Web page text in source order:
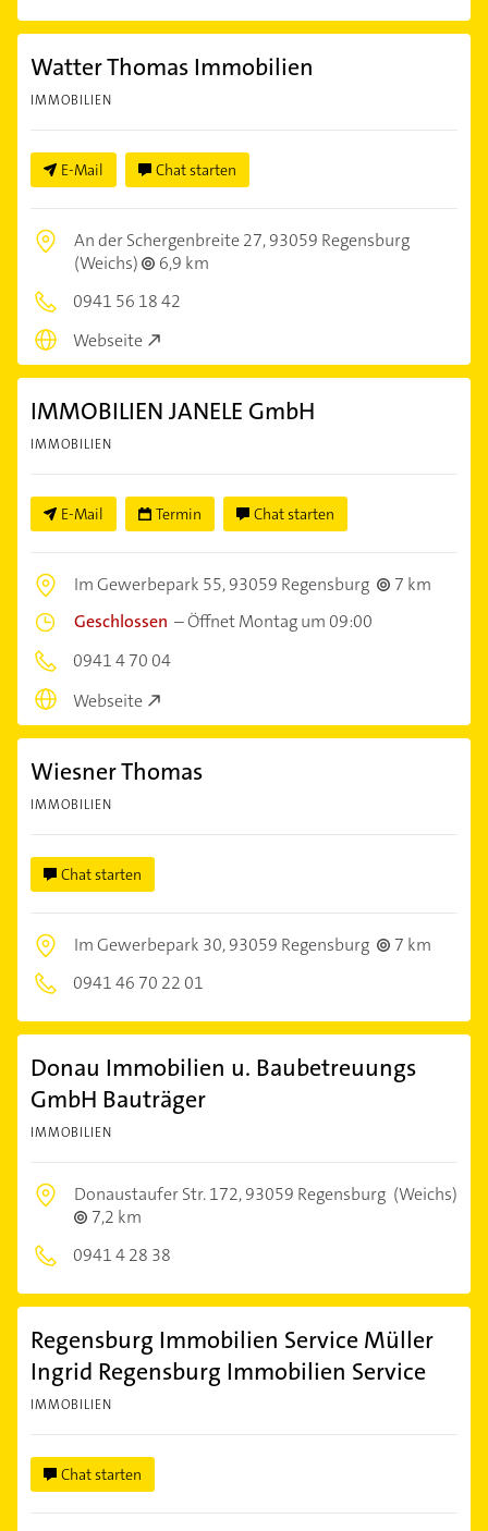
Watter Thomas Immobilien
IMMOBILIEN
E-Mail Chat starten
An der Schergenbreite 27,93059 Regensburg
(Weichs)
6,9 km
0941 56 18 42
Webseite
IMMOBILIEN JANELE GmbH
IMMOBILIEN
E-Mail Termin Chat starten
Im Gewerbepark 55,93059 Regensburg
7 km
Geschlossen –Öffnet Montag um 09:00
0941 4 70 04
Webseite
Wiesner Thomas
IMMOBILIEN
Chat starten
Im Gewerbepark 30,93059 Regensburg
7 km
0941 46 70 22 01
Donau Immobilien u. Baubetreuungs
GmbH Bauträger
IMMOBILIEN
Donaustaufer Str. 172,93059 Regensburg (Weichs)
7,2 km
0941 4 28 38
Regensburg Immobilien Service Müller
Ingrid Regensburg Immobilien Service
IMMOBILIEN
Chat starten